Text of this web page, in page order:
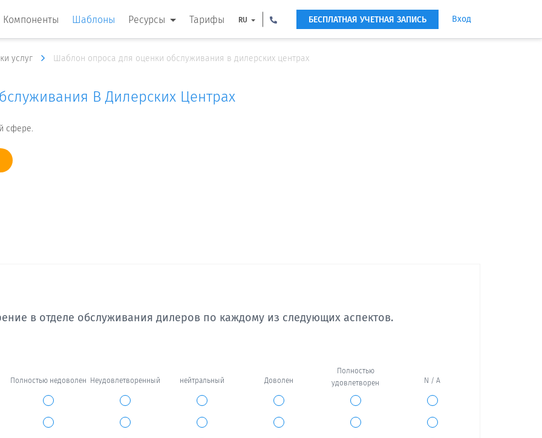
Компоненты Шаблоны Ресурсы Тарифы RU БЕСПЛАТНАЯ УЧЕТНАЯ ЗАПИСЬ Вход
услуг Шаблон опроса для оценки обслуживания в дилерских центрах
В Дилерских Центрах
сфере.
в отделе обслуживания дилеров по каждому из следующих аспектов.
Полностью недоволен Неудовлетворенный нейтральный Доволен
Полностью
удовлетворен
N / A